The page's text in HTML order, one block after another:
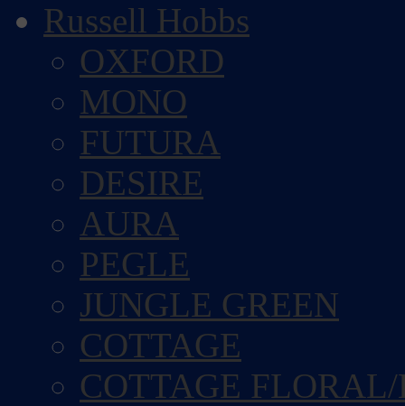
Russell Hobbs
OXFORD
MONO
FUTURA
DESIRE
AURA
PEGLE
JUNGLE GREEN
COTTAGE
COTTAGE